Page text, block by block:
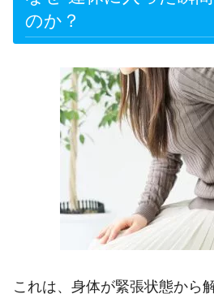
のか？
これは、身体が緊張状態から